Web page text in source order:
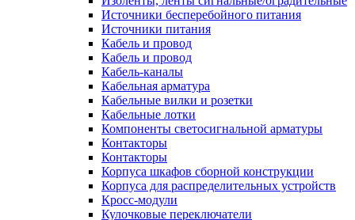
Источники бесперебойного питания
Источники питания
Кабель и провод
Кабель и провод
Кабель-каналы
Кабельная арматура
Кабельные вилки и розетки
Кабельные лотки
Компоненты светосигнальной арматуры
Контакторы
Контакторы
Корпуса шкафов сборной конструкции
Корпуса для распределительных устройств
Кросс-модули
Кулочковые переключатели